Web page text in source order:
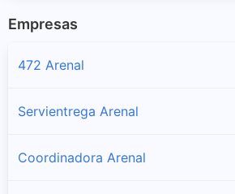
Empresas
472 Arenal
Servientrega Arenal
Coordinadora Arenal